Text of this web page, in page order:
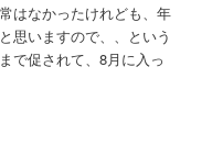
はなかったけれども、年
思いますので、、という
で促されて、8月に入っ